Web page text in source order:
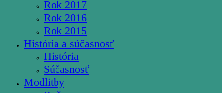
Rok 2017
Rok 2016
Rok 2015
História a súčasnosť
História
Súčasnosť
Modlitby